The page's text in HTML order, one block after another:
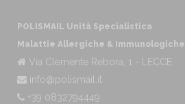
POLISMAIL Unità Specialistica
Malattie Allergiche & Immunologiche
Via Clemente Rebora, 1 - LECCE
info@polismail.it
+39 0832794449